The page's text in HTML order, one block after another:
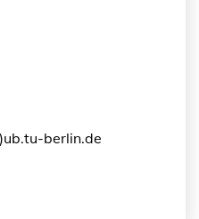
berlin.de